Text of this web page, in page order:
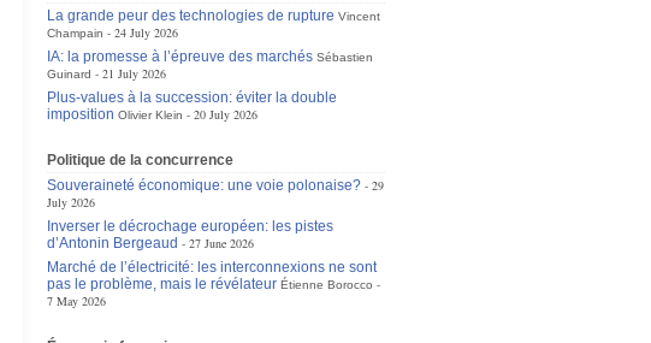
La grande peur des technologies de rupture Vincent
Champain
24 July 2026
IA: la promesse à l’épreuve des marchés Sébastien
Guinard
21 July 2026
Plus-values à la succession: éviter la double
imposition Olivier Klein 20 July 2026
Politique de la concurrence
Souveraineté économique: une voie polonaise?
29
July 2026
Inverser le décrochage européen: les pistes
d’Antonin Bergeaud
27 June 2026
Marché de l’électricité: les interconnexions ne sont
pas le problème, mais le révélateur Étienne Borocco
7 May 2026